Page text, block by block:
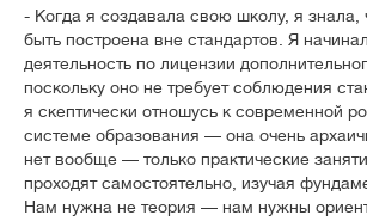
- Когда я создавала свою школу, я знала,
быть построена вне стандартов. Я
деятельность по лицензии
поскольку оно не требует соблюдения
я скептически отношусь к современной
системе образования — она очень
нет вообще — только практические
проходят самостоятельно, изучая
Нам нужна не теория — нам нужны